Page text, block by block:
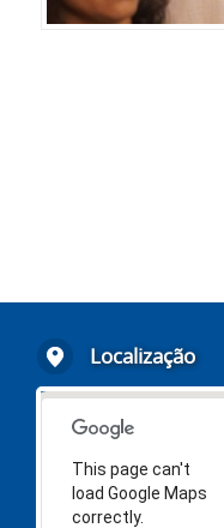
Localização
This page can't
load Google Maps
correctly.